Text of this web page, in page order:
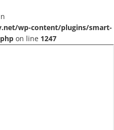
wp-content/plugins/smart-
on line 1247